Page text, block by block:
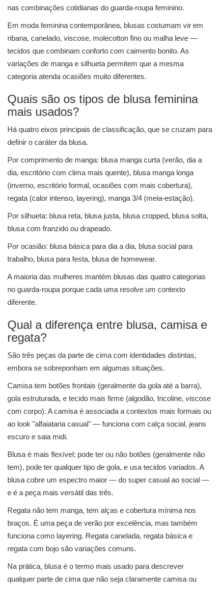
nas combinações cotidianas do guarda-roupa feminino.
Em moda feminina contemporânea, blusas costumam vir em
ribana, canelado, viscose, molecotton fino ou malha leve —
tecidos que combinam conforto com caimento bonito. As
variações de manga e silhueta permitem que a mesma
categoria atenda ocasiões muito diferentes.
Quais são os tipos de blusa feminina
mais usados?
Há quatro eixos principais de classificação, que se cruzam para
definir o caráter da blusa.
Por comprimento de manga: blusa manga curta (verão, dia a
dia, escritório com clima mais quente), blusa manga longa
(inverno, escritório formal, ocasiões com mais cobertura),
regata (calor intenso, layering), manga 3/4 (meia-estação).
Por silhueta: blusa reta, blusa justa, blusa cropped, blusa solta,
blusa com franzido ou drapeado.
Por ocasião: blusa básica para dia a dia, blusa social para
trabalho, blusa para festa, blusa de homewear.
A maioria das mulheres mantém blusas das quatro categorias
no guarda-roupa porque cada uma resolve um contexto
diferente.
Qual a diferença entre blusa, camisa e
regata?
São três peças da parte de cima com identidades distintas,
embora se sobreponham em algumas situações.
Camisa tem botões frontais (geralmente da gola até a barra),
gola estruturada, e tecido mais firme (algodão, tricoline, viscose
com corpo). A camisa é associada a contextos mais formais ou
ao look "alfaiataria casual" — funciona com calça social, jeans
escuro e saia midi.
Blusa é mais flexível: pode ter ou não botões (geralmente não
tem), pode ter qualquer tipo de gola, e usa tecidos variados. A
blusa cobre um espectro maior — do super casual ao social —
e é a peça mais versátil das três.
Regata não tem manga, tem alças e cobertura mínima nos
braços. É uma peça de verão por excelência, mas também
funciona como layering. Regata canelada, regata básica e
regata com bojo são variações comuns.
Na prática, blusa é o termo mais usado para descrever
qualquer parte de cima que não seja claramente camisa ou